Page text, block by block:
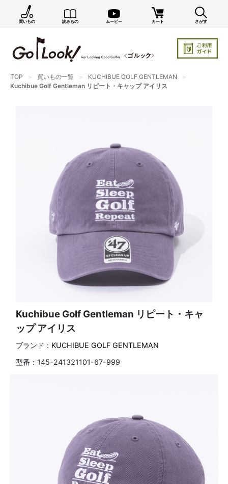
買いもの 読みもの ムービー カート さがす
TOP 買いもの一覧
KUCHIBUE GOLF GENTLEMAN
Kuchibue Golf Gentleman リピート・キャップ アイリス
Kuchibue Golf Gentleman リピート・キャ
ップ アイリス
ブランド： KUCHIBUE GOLF GENTLEMAN
型番： 145-241321101-67-999
×
GO/LOOK! からのお知らせ（受信設定）
新商品情報や編集部のオススメ、オトクな情報・買い
まだご登録でない方はぜひ！
お知らせを受け取る
いつでもメール内のリンクから配信停止できます